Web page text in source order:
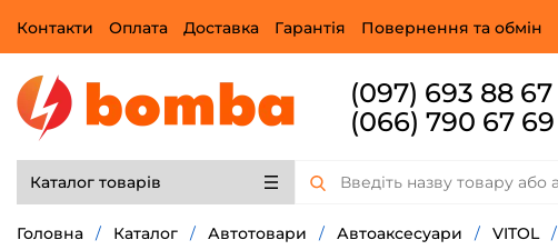
Контакти Оплата Доставка Гарантія Повернення та обмін
(097) 693 88 67
(066) 790 67 69
Каталог товарів
Головна / Каталог / Автотовари / Автоаксесуари / VITOL /